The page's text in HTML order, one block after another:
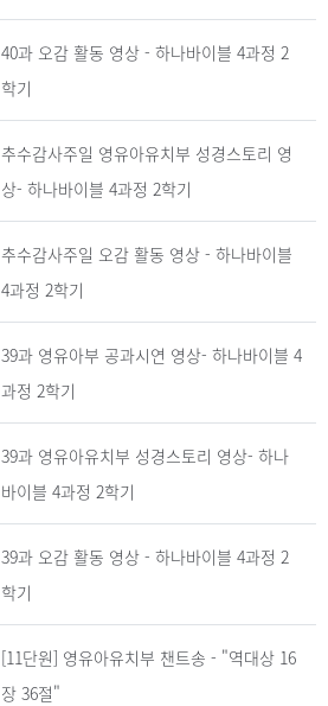
40과 오감 활동 영상 - 하나바이블 4과정 2
학기
추수감사주일 영유아유치부 성경스토리 영
상- 하나바이블 4과정 2학기
추수감사주일 오감 활동 영상 - 하나바이블
4과정 2학기
39과 영유아부 공과시연 영상- 하나바이블 4
과정 2학기
39과 영유아유치부 성경스토리 영상- 하나
바이블 4과정 2학기
39과 오감 활동 영상 - 하나바이블 4과정 2
학기
[11단원] 영유아유치부 챈트송 - "역대상 16
장 36절"